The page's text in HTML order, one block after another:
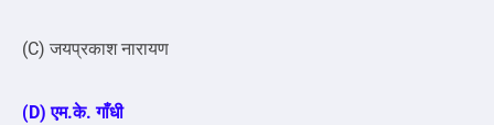
(C) जयप्रकाश नारायण
(D) एम.के. गाँधी